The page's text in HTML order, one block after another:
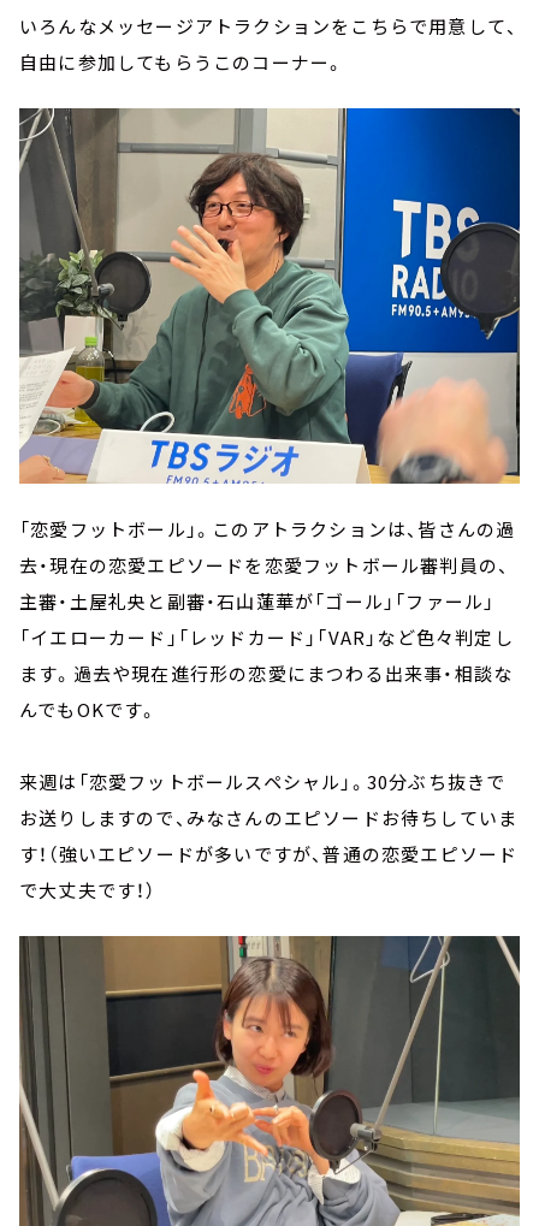
いろんなメッセージアトラクションをこちらで用意して、
自由に参加してもらうこのコーナー。
「恋愛フットボール」。このアトラクションは、皆さんの過
去・現在の恋愛エピソードを恋愛フットボール審判員の、
主審・土屋礼央と副審・石山蓮華が「ゴール」「ファール」
「イエローカード」「レッドカード」「VAR」など色々判定し
ます。過去や現在進行形の恋愛にまつわる出来事・相談な
んでもOKです。
来週は「恋愛フットボールスペシャル」。30分ぶち抜きで
お送りしますので、みなさんのエピソードお待ちしていま
す！（強いエピソードが多いですが、普通の恋愛エピソード
で大丈夫です！）